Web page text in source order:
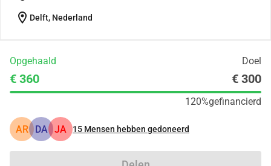
location_on Delft, Nederland
Opgehaald Doel
€ 360 € 300
120%gefinancierd
AR DA JA 15 Mensen hebben gedoneerd